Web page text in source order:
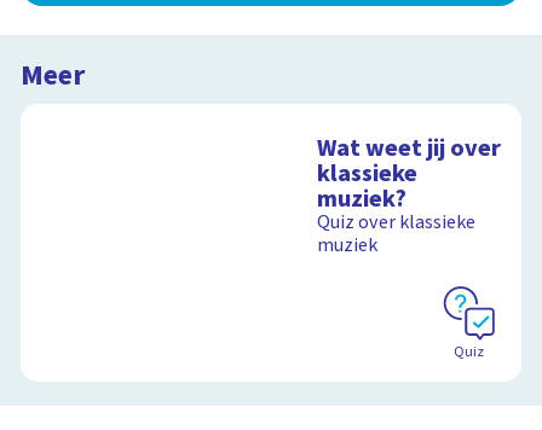
Meer
Wat weet jij over
klassieke
muziek?
Quiz over klassieke
muziek
Quiz